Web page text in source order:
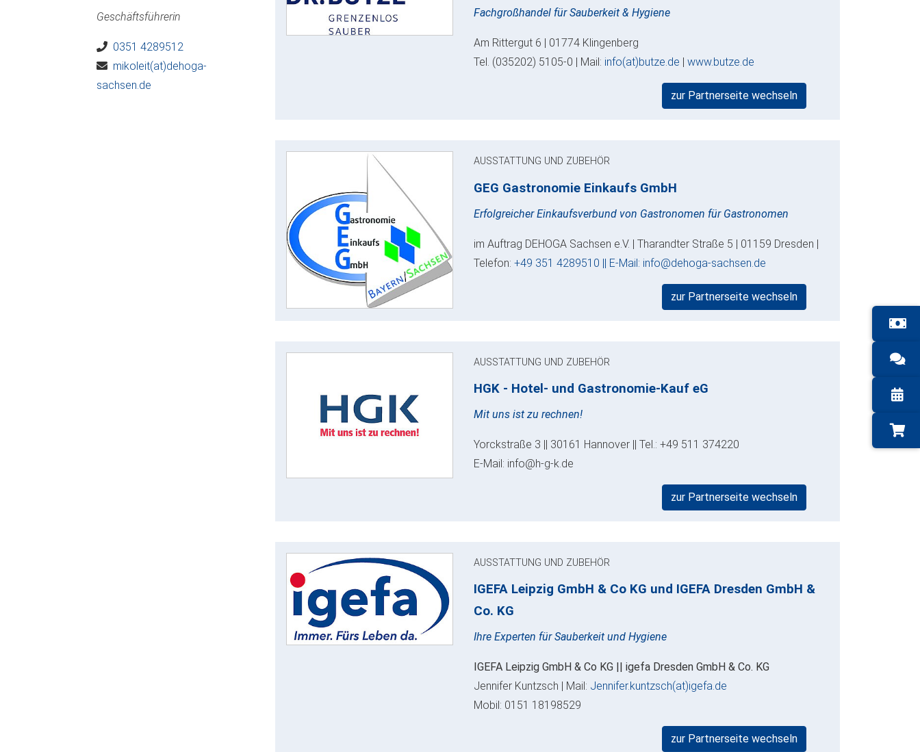
Geschäftsführerin
0351 4289512
mikoleit(at)dehoga-
sachsen.de
Fachgroßhandel für Sauberkeit & Hygiene
Am Rittergut 6 | 01774 Klingenberg
Tel. (035202) 5105-0 | Mail: info(at)butze.de |www.butze.de
zur Partnerseite wechseln
AUSSTATTUNG UND ZUBEHÖR
GEG Gastronomie Einkaufs GmbH
Erfolgreicher Einkaufsverbund von Gastronomen für Gastronomen
im Auftrag DEHOGA Sachsen e.V. | Tharandter Straße 5 | 01159 Dresden |
Telefon:+49 351 4289510 || E-Mail: info@dehoga-sachsen.de
zur Partnerseite wechseln
AUSSTATTUNG UND ZUBEHÖR
HGK - Hotel- und Gastronomie-Kauf eG
Mit uns ist zu rechnen!
Yorckstraße 3 || 30161 Hannover || Tel.: +49 511 374220
E-Mail: info@h-g-k.de
zur Partnerseite wechseln
AUSSTATTUNG UND ZUBEHÖR
IGEFA Leipzig GmbH & Co KG und IGEFA Dresden GmbH &
Co. KG
Ihre Experten für Sauberkeit und Hygiene
IGEFA Leipzig GmbH & Co KG || igefa Dresden GmbH & Co. KG
Jennifer Kuntzsch | Mail: Jennifer.kuntzsch(at)igefa.de
Mobil: 0151 18198529
zur Partnerseite wechseln